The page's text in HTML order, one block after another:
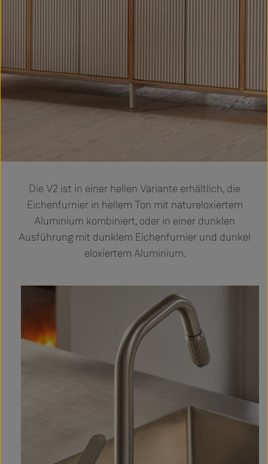
Die V2 ist in einer hellen Variante erhältlich, die
Eichenfurnier in hellem Ton mit natureloxiertem
Aluminium kombiniert, oder in einer dunklen
Ausführung mit dunklem Eichenfurnier und dunkel
eloxiertem Aluminium.